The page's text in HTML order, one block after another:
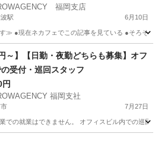
福岡支店
駅 6月10日
≫ ●現在ネカフェでこの記事を見ている ●そろそ
軽作業 ネカフェ
～】【日勤・夜勤どちらも募集】オフ
受付・巡回スタッフ
円
福岡支社
7月27日
での就業はできません。 オフィスビル内での巡回